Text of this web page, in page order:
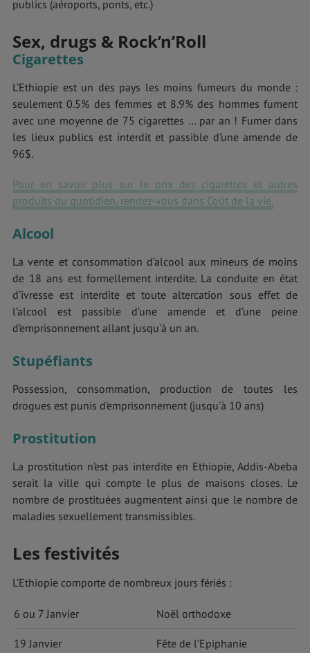
publics (aéroports, ponts, etc.)
Sex, drugs & Rock’n’Roll
Cigarettes
L’Ethiopie est un des pays les moins fumeurs du monde :
seulement 0.5% des femmes et 8.9% des hommes fument
avec une moyenne de 75 cigarettes … par an ! Fumer dans
les lieux publics est interdit et passible d’une amende de
96$.
Pour en savoir plus sur le prix des cigarettes et autres
produits du quotidien, rendez-vous dans Coût de la vie.
Alcool
La vente et consommation d’alcool aux mineurs de moins
de 18 ans est formellement interdite. La conduite en état
d’ivresse est interdite et toute altercation sous effet de
l’alcool est passible d’une amende et d’une peine
d’emprisonnement allant jusqu’à un an.
Stupéfiants
Possession, consommation, production de toutes les
drogues est punis d'emprisonnement (jusqu'à 10 ans)
Prostitution
La prostitution n’est pas interdite en Ethiopie, Addis-Abeba
serait la ville qui compte le plus de maisons closes. Le
nombre de prostituées augmentent ainsi que le nombre de
maladies sexuellement transmissibles.
Les festivités
L’Ethiopie comporte de nombreux jours fériés :
6 ou 7 Janvier Noël orthodoxe
19 Janvier Fête de l’Epiphanie